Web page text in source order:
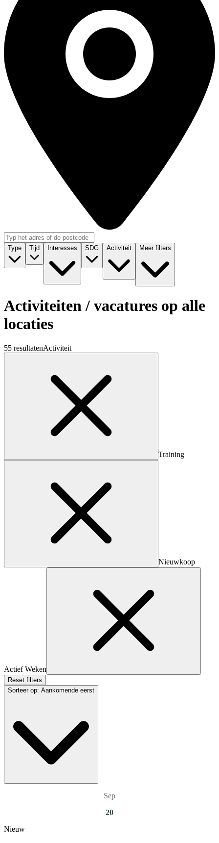
Type Tijd Interesses SDG Activiteit Meer filters
Activiteiten / vacatures op alle
locaties
55 resultatenActiviteit
Training
Nieuwkoop
Actief Weken
Reset filters
Sorteer op: Aankomende eerst
Sep
20
Nieuw